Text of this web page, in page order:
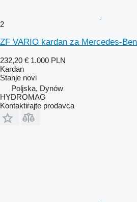
2
ZF VARIO kardan za Mercedes-
232,20 € 1.000 PLN
Kardan
Stanje novi
Poljska, Dynów
HYDROMAG
Kontaktirajte prodavca